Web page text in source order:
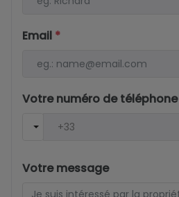
Email *
Votre numéro de téléphone
Votre message